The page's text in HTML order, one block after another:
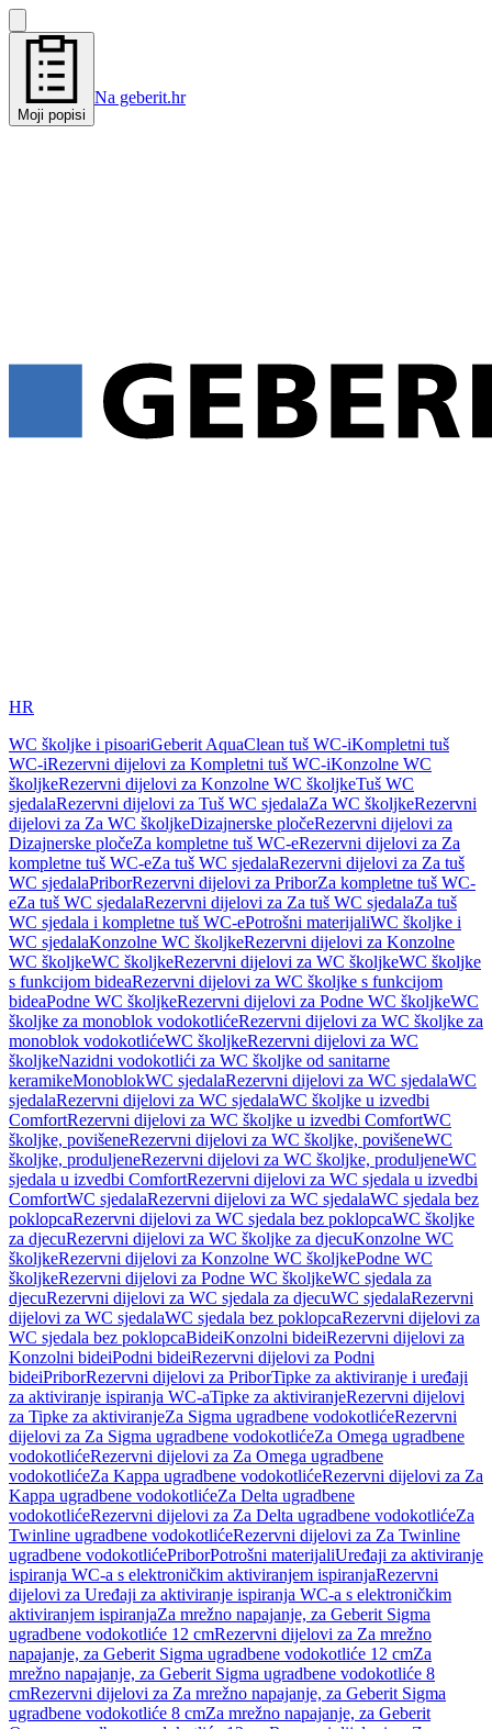
Moji popisi
Na geberit.hr
HR
WC školjke i pisoariGeberit AquaClean tuš WC-iKompletni tuš
WC-iRezervni dijelovi za Kompletni tuš WC-iKonzolne WC
školjkeRezervni dijelovi za Konzolne WC školjkeTuš WC
sjedalaRezervni dijelovi za Tuš WC sjedalaZa WC školjkeRezervni
dijelovi za Za WC školjkeDizajnerske pločeRezervni dijelovi za
Dizajnerske pločeZa kompletne tuš WC-eRezervni dijelovi za Za
kompletne tuš WC-eZa tuš WC sjedalaRezervni dijelovi za Za tuš
WC sjedalaPriborRezervni dijelovi za PriborZa kompletne tuš WC-
eZa tuš WC sjedalaRezervni dijelovi za Za tuš WC sjedalaZa tuš
WC sjedala i kompletne tuš WC-ePotrošni materijaliWC školjke i
WC sjedalaKonzolne WC školjkeRezervni dijelovi za Konzolne
WC školjkeWC školjkeRezervni dijelovi za WC školjkeWC školjke
s funkcijom bideaRezervni dijelovi za WC školjke s funkcijom
bideaPodne WC školjkeRezervni dijelovi za Podne WC školjkeWC
školjke za monoblok vodokotlićeRezervni dijelovi za WC školjke za
monoblok vodokotlićeWC školjkeRezervni dijelovi za WC
školjkeNazidni vodokotlići za WC školjke od sanitarne
keramikeMonoblokWC sjedalaRezervni dijelovi za WC sjedalaWC
sjedalaRezervni dijelovi za WC sjedalaWC školjke u izvedbi
ComfortRezervni dijelovi za WC školjke u izvedbi ComfortWC
školjke, povišeneRezervni dijelovi za WC školjke, povišeneWC
školjke, produljeneRezervni dijelovi za WC školjke, produljeneWC
sjedala u izvedbi ComfortRezervni dijelovi za WC sjedala u izvedbi
ComfortWC sjedalaRezervni dijelovi za WC sjedalaWC sjedala bez
poklopcaRezervni dijelovi za WC sjedala bez poklopcaWC školjke
za djecuRezervni dijelovi za WC školjke za djecuKonzolne WC
školjkeRezervni dijelovi za Konzolne WC školjkePodne WC
školjkeRezervni dijelovi za Podne WC školjkeWC sjedala za
djecuRezervni dijelovi za WC sjedala za djecuWC sjedalaRezervni
dijelovi za WC sjedalaWC sjedala bez poklopcaRezervni dijelovi za
WC sjedala bez poklopcaBideiKonzolni bideiRezervni dijelovi za
Konzolni bideiPodni bideiRezervni dijelovi za Podni
bideiPriborRezervni dijelovi za PriborTipke za aktiviranje i uređaji
za aktiviranje ispiranja WC-aTipke za aktiviranjeRezervni dijelovi
za Tipke za aktiviranjeZa Sigma ugradbene vodokotlićeRezervni
dijelovi za Za Sigma ugradbene vodokotlićeZa Omega ugradbene
vodokotlićeRezervni dijelovi za Za Omega ugradbene
vodokotlićeZa Kappa ugradbene vodokotlićeRezervni dijelovi za Za
Kappa ugradbene vodokotlićeZa Delta ugradbene
vodokotlićeRezervni dijelovi za Za Delta ugradbene vodokotlićeZa
Twinline ugradbene vodokotlićeRezervni dijelovi za Za Twinline
ugradbene vodokotlićePriborPotrošni materijaliUređaji za aktiviranje
ispiranja WC-a s elektroničkim aktiviranjem ispiranjaRezervni
dijelovi za Uređaji za aktiviranje ispiranja WC-a s elektroničkim
aktiviranjem ispiranjaZa mrežno napajanje, za Geberit Sigma
ugradbene vodokotliće 12 cmRezervni dijelovi za Za mrežno
napajanje, za Geberit Sigma ugradbene vodokotliće 12 cmZa
mrežno napajanje, za Geberit Sigma ugradbene vodokotliće 8
cmRezervni dijelovi za Za mrežno napajanje, za Geberit Sigma
ugradbene vodokotliće 8 cmZa mrežno napajanje, za Geberit